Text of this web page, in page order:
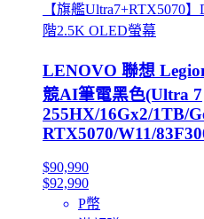
【旗艦Ultra7+RTX5070
階2.5K OLED螢幕
LENOVO 聯想
競AI筆電黑色(Ultra 7
255HX/16Gx2/1TB/
RTX5070/W11/
$90,990
$92,990
P幣